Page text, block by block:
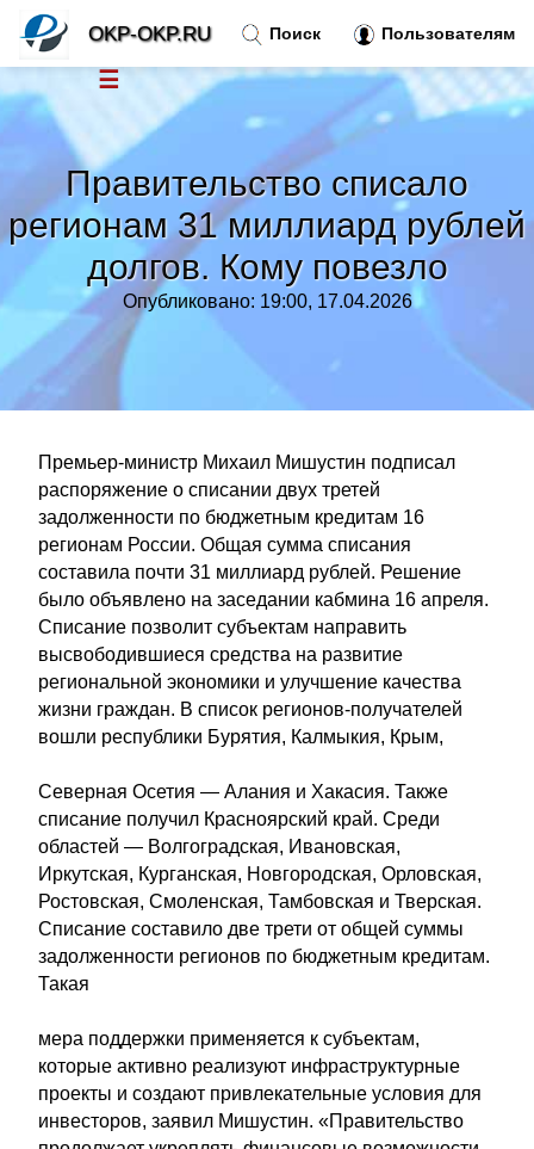
Правительство списало
регионам 31 миллиард рублей
долгов. Кому повезло
Опубликовано: 19:00, 17.04.2026
Премьер-министр Михаил Мишустин подписал
распоряжение о списании двух третей
задолженности по бюджетным кредитам 16
регионам России. Общая сумма списания
составила почти 31 миллиард рублей. Решение
было объявлено на заседании кабмина 16 апреля.
Списание позволит субъектам направить
высвободившиеся средства на развитие
региональной экономики и улучшение качества
жизни граждан. В список регионов-получателей
вошли республики Бурятия, Калмыкия, Крым,
Северная Осетия — Алания и Хакасия. Также
списание получил Красноярский край. Среди
областей — Волгоградская, Ивановская,
Иркутская, Курганская, Новгородская, Орловская,
Ростовская, Смоленская, Тамбовская и Тверская.
Списание составило две трети от общей суммы
задолженности регионов по бюджетным кредитам.
Такая
мера поддержки применяется к субъектам,
которые активно реализуют инфраструктурные
проекты и создают привлекательные условия для
инвесторов, заявил Мишустин. «Правительство
Поиск Пользователям
OKP-OKP.RU
☰
Новости
Тренды новостей»
Рубрики»
Правила »
Контакт»